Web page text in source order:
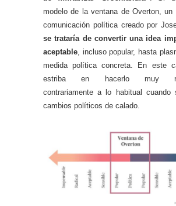
modelo de la ventana de Overton, un
comunicación política creado por
se trataría de convertir una idea
aceptable, incluso popular, hasta
medida política concreta. En este
estriba en hacerlo muy
contrariamente a lo habitual cuando
cambios políticos de calado.